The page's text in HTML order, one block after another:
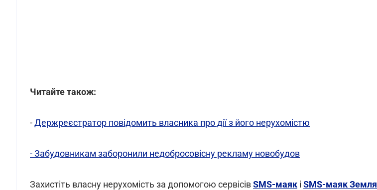
Читайте також:
-Держреєстратор повідомить власника про дії з його нерухомістю
- Забудовникам заборонили недобросовісну рекламу новобудов
Захистіть власну нерухомість за допомогою сервісівSMS-маяк і SMS-маяк Земля